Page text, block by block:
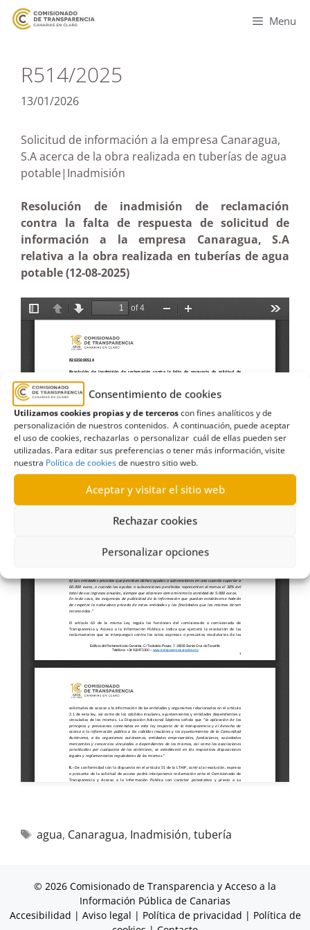
Consentimiento de cookies
Utilizamos cookies propias y de terceroscon fines analíticos y de
personalización de nuestros contenidos. A continuación, puede aceptar
el uso de cookies, rechazarlas o personalizar cuál de ellas pueden ser
utilizadas. Para editar sus preferencias o tener más información, visite
nuestra Política de cookiesde nuestro sitio web.
Aceptar y visitar el sitio web
Rechazar cookies
Personalizar opciones
Menu
R514/2025
13/01/2026
Solicitud de información a la empresa Canaragua,
S.A acerca de la obra realizada en tuberías de agua
potable|Inadmisión
Resolución de inadmisión de reclamación
contra la falta de respuesta de solicitud de
información a la empresa Canaragua, S.A
relativa a la obra realizada en tuberías de agua
potable (12-08-2025)
agua, Canaragua, Inadmisión, tubería
© 2026 Comisionado de Transparencia y Acceso a la
Información Pública de Canarias
Accesibilidad | Aviso legal | Política de privacidad | Política de